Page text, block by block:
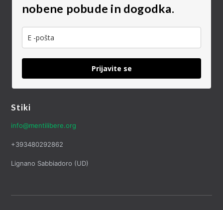
nobene pobude in dogodka.
Prijavite se
Stiki
info@mentilibere.org
+393480292862
Lignano Sabbiadoro (UD)